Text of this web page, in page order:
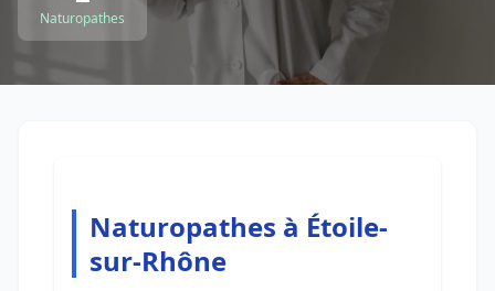
Naturopathes
Naturopathes à Étoile-
sur-Rhône